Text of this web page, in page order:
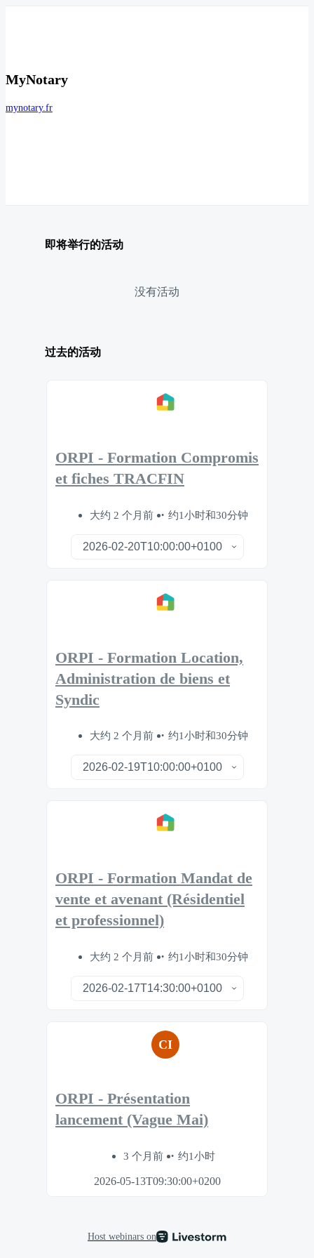
MyNotary
mynotary.fr
即将举行的活动
没有活动
过去的活动
ORPI - Formation Compromis
et fiches TRACFIN
大约 2 个月前 约1小时和30分钟
ORPI - Formation Location,
Administration de biens et
Syndic
大约 2 个月前 约1小时和30分钟
ORPI - Formation Mandat de
vente et avenant (Résidentiel
et professionnel)
大约 2 个月前 约1小时和30分钟
CI
ORPI - Présentation
lancement (Vague Mai)
3 个月前 约1小时
2026-05-13T09:30:00+0200
Host webinars on